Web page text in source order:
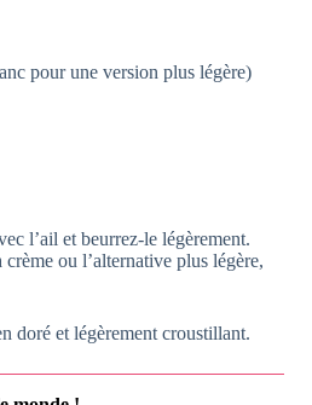
pour une version plus légère)
l’ail et beurrez-le légèrement.
ou l’alternative plus légère,
doré et légèrement croustillant.